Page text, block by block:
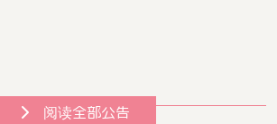
阅读全部公告